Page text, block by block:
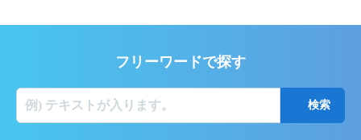
フリーワードで探す